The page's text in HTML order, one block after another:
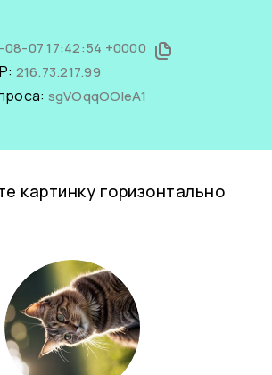
07 17:42:54 +0000
216.73.217.99
sgVOqqOOleA1
картинку горизонтально